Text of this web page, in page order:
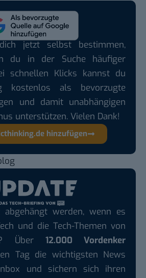
jetzt selbst bestimmen,
du in der Suche häufiger
schnellen Klicks kannst du
kostenlos als bevorzugte
und damit unabhängigen
unterstützen. Vielen Dank!
hinzufügen
werden, wenn es
und die Tech-Themen von
Über 12.000 Vordenker
Tag die wichtigsten News
und sichern sich ihren